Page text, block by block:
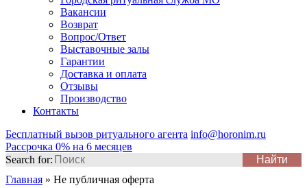
Вакансии
Возврат
Вопрос/Ответ
Выставочные залы
Гарантии
Доставка и оплата
Отзывы
Производство
Контакты
Бесплатный вызов ритуального агента info@horonim.ru
Рассрочка 0% на 6 месяцев
Search for:
Главная » Не публичная оферта